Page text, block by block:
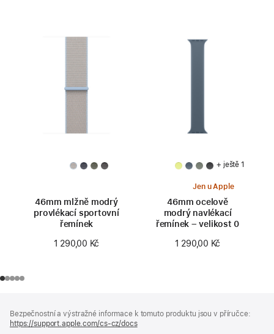
46mm mlžně modrý
provlékací sportovní
řemínek
1 290,00 Kč
+ ještě 1
Jen u Apple
46mm ocelově
modrý navlékací
řemínek – velikost 0
1 290,00 Kč
Bezpečnostní a výstražné informace k tomuto produktu jsou v příručce:
https://support.apple.com/cs-cz/docs(otevře